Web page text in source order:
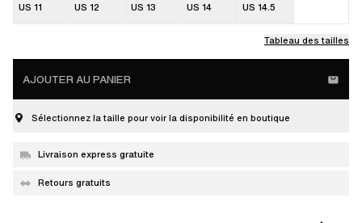
US 11 US 12 US 13 US 14 US 14.5
Tableau des tailles
AJOUTER AU PANIER
Sélectionnez la taille pour voir la disponibilité en boutique
Livraison express gratuite
Retours gratuits